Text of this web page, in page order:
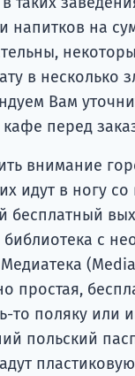
напитков на
в несколько
Вам
перед
внимание
идут в ногу
бесплатный
с
простая,
то поляку или
польский